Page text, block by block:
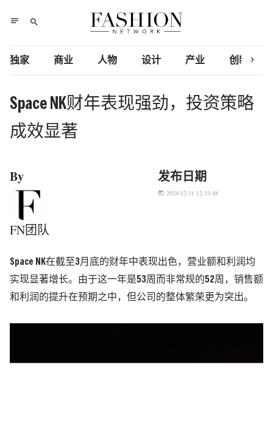
notes search
独家 商业 人物 设计 产业 创新研究
chevron_right
Space NK财年表现强劲，投资策略
成效显著
By
FN团队
发布日期
today 2024-12-31 12:33:48
Space NK在截至3月底的财年中表现出色，营业额和利润均
实现显著增长。由于这一年是53周而非常规的52周，销售额
和利润的提升在预期之中，但公司的整体繁荣更为突出。